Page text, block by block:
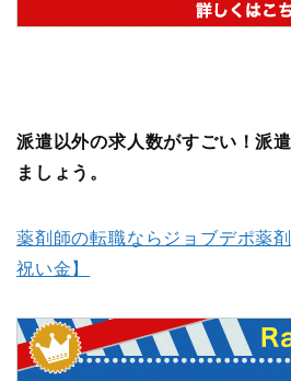
派遣以外の求人数がすごい！派
ましょう。
薬剤師の転職ならジョブデポ薬
祝い金】